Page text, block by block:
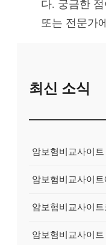
다. 궁금한
또는 전문가
최신 소식